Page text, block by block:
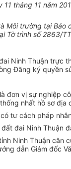
11 tháng 11 năm
Môi trường tại
Tờ trình số 2863/
Ninh Thuận trực
Đăng ký quyền
đơn vị sự nghiệp
nhất hồ sơ
tư cách pháp
đai Ninh Thuận
Ninh Thuận căn
dẫn Giám đốc